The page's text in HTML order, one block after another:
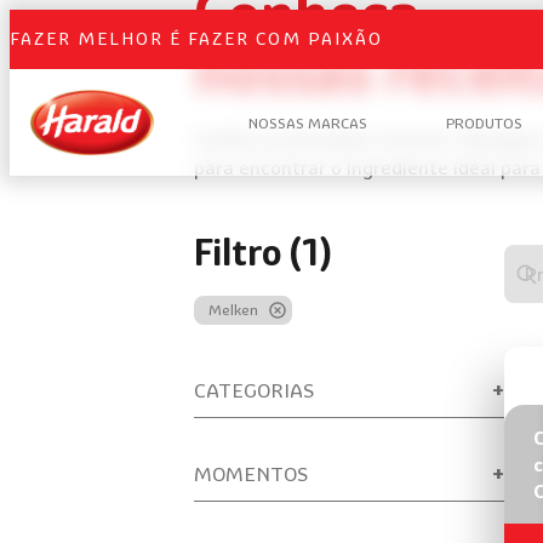
FAZER MELHOR É FAZER COM PAIXÃO
NOSSAS MARCAS PRODUTOS
nossas
para encontrar o ingrediente ideal para
Filtro (1)
Melken
CATEGORIAS
MOMENTOS
algo